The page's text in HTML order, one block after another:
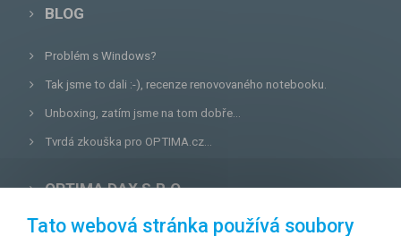
BLOG
Problém s Windows?
Tak jsme to dali :-), recenze renovovaného notebooku.
Unboxing, zatím jsme na tom dobře...
Tvrdá zkouška pro OPTIMA.cz...
OPTIMA DAX S.R.O.
Lazecká 46/3, 779 00Olomouc
Tato webová stránka používá soubory